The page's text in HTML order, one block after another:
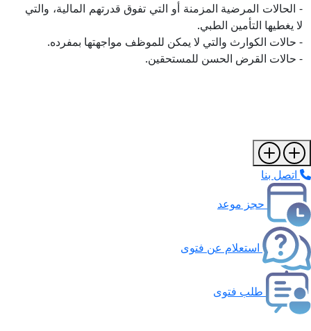
- الحالات المرضية المزمنة أو التي تفوق قدرتهم المالية، والتي
لا يغطيها التأمين الطبي.
- حالات الكوارث والتي لا يمكن للموظف مواجهتها بمفرده.
- حالات القرض الحسن للمستحقين.
اتصل بنا
حجز موعد
استعلام عن فتوى
طلب فتوى